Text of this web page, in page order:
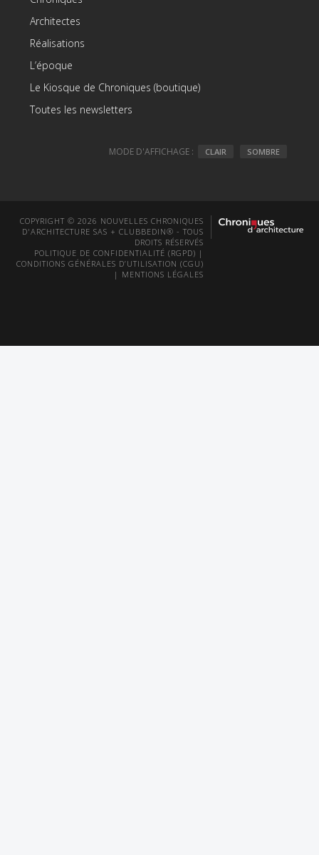
Architectes
Réalisations
L’époque
Le Kiosque de Chroniques (boutique)
Toutes les newsletters
MODE D'AFFICHAGE : CLAIR SOMBRE
COPYRIGHT © 2026 NOUVELLES CHRONIQUES
D'ARCHITECTURE SAS + CLUBBEDIN® - TOUS
DROITS RÉSERVÉS
POLITIQUE DE CONFIDENTIALITÉ (RGPD) |
CONDITIONS GÉNÉRALES D’UTILISATION (CGU)
| MENTIONS LÉGALES